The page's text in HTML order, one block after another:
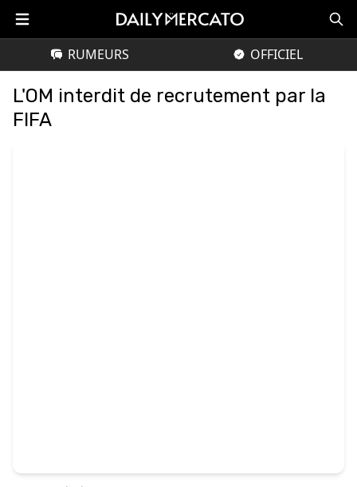
RUMEURS OFFICIEL
L'OM interdit de recrutement par la
FIFA